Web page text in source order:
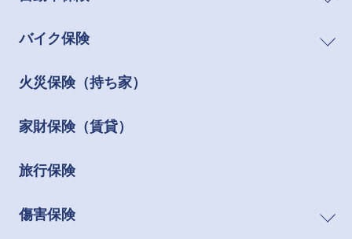
バイク保険
火災保険（持ち家）
家財保険（賃貸）
旅行保険
傷害保険